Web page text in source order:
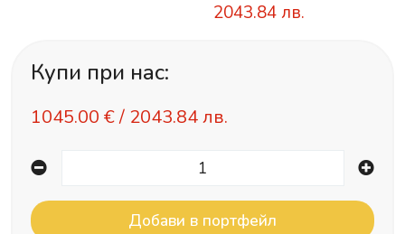
2043.84 лв.
Купи при нас:
1045.00 € / 2043.84 лв.